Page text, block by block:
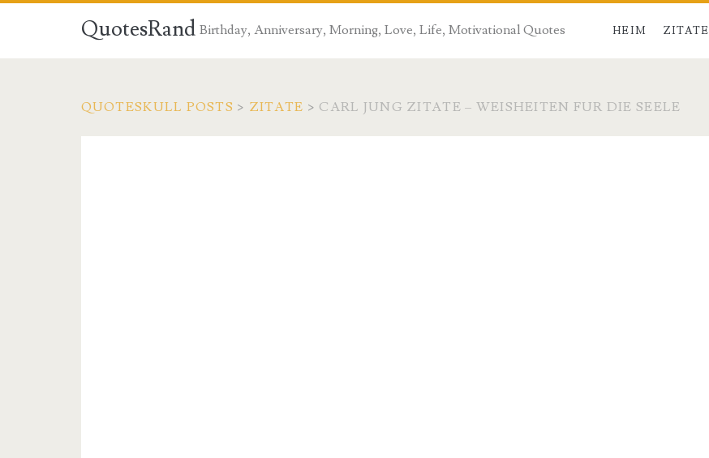
QuotesRand Birthday, Anniversary, Morning, Love, Life, Motivational Quotes HEIM ZITATE
QUOTESKULL POSTS > ZITATE > CARL JUNG ZITATE – WEISHEITEN FUR DIE SEELE